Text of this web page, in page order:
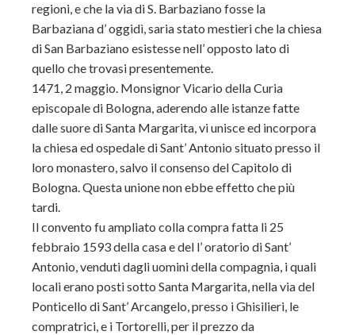
regioni, e che la via di S. Barbaziano fosse la
Barbaziana d’ oggidì, saria stato mestieri che la chiesa
di San Barbaziano esistesse nell’ opposto lato di
quello che trovasi presentemente.
1471, 2 maggio. Monsignor Vicario della Curia
episcopale di Bologna, aderendo alle istanze fatte
dalle suore di Santa Margarita, vi unisce ed incorpora
la chiesa ed ospedale di Sant’ Antonio situato presso il
loro monastero, salvo il consenso del Capitolo di
Bologna. Questa unione non ebbe effetto che più
tardi.
Il convento fu ampliato colla compra fatta li 25
febbraio 1593 della casa e del l’ oratorio di Sant’
Antonio, venduti dagli uomini della compagnia, i quali
locali erano posti sotto Santa Margarita, nella via del
Ponticello di Sant’ Arcangelo, presso i Ghisilieri, le
compratrici, e i Tortorelli, per il prezzo da